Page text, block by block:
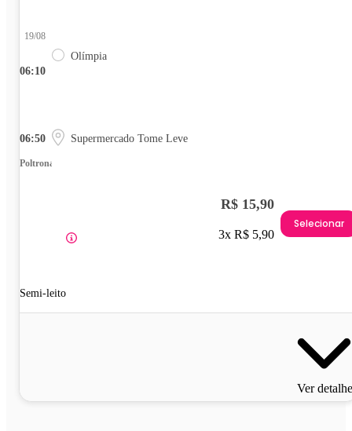
06:10
19/08
Olímpia
06:50 Supermercado Tome Leve
Poltrona
Semi-leito
R$ 15,90
3x R$ 5,90
Selecionar
Ver